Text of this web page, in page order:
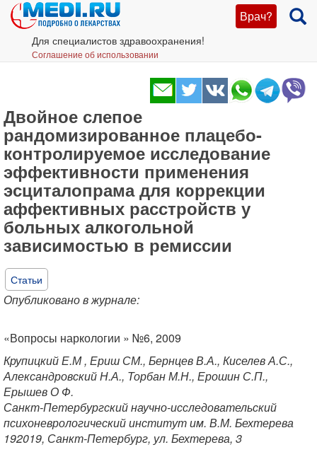
Врач?
Для специалистов здравоохранения!
Соглашение об использовании
Двойное слепое
рандомизированное плацебо-
контролируемое исследование
эффективности применения
эсциталопрама для коррекции
аффективных расстройств у
больных алкогольной
зависимостью в ремиссии
Статьи
Опубликовано в журнале:
«Вопросы наркологии » №6, 2009
Крупицкий Е.М , Ериш СМ., Бернцев В.А., Киселев А.С.,
Александровский Н.А., Торбан М.Н., Ерошин С.П.,
Ерышев О Ф.
Санкт-Петербургский научно-исследовательский
психоневрологический институт им. В.М. Бехтерева
192019, Санкт-Петербург, ул. Бехтерева, 3